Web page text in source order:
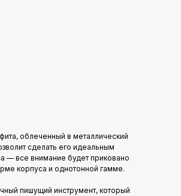
облеченный в металлический
сделать его идеальным
— все внимание будет приковано
корпуса и однотонной гамме.
пишущий инструмент, который